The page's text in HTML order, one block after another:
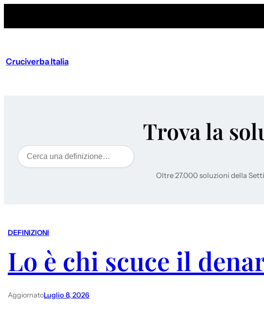
Cruciverba Italia
Trova la
Cerca
Oltre 27.000 soluzioni della
DEFINIZIONI
Lo è chi scuce il
AggiornatoLuglio 8, 2026